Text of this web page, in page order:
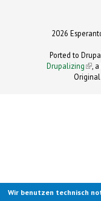
2026
Ported to
Drupalizing
,
Wir benutzen technisch